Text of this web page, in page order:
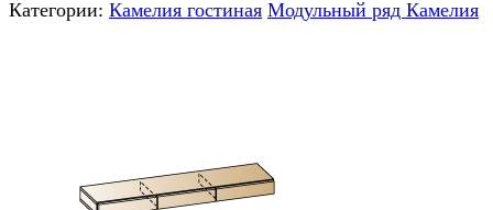
Категории: Камелия гостиная Модульный ряд Камелия